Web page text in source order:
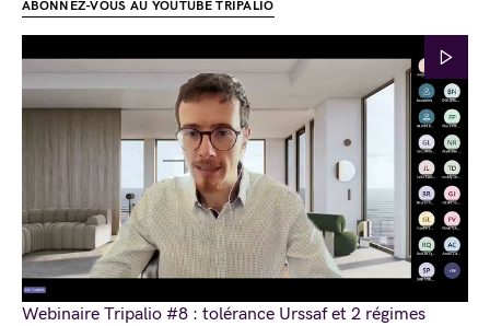
ABONNEZ-VOUS AU YOUTUBE TRIPALIO
Webinaire Tripalio #8 : tolérance Urssaf et 2 régimes